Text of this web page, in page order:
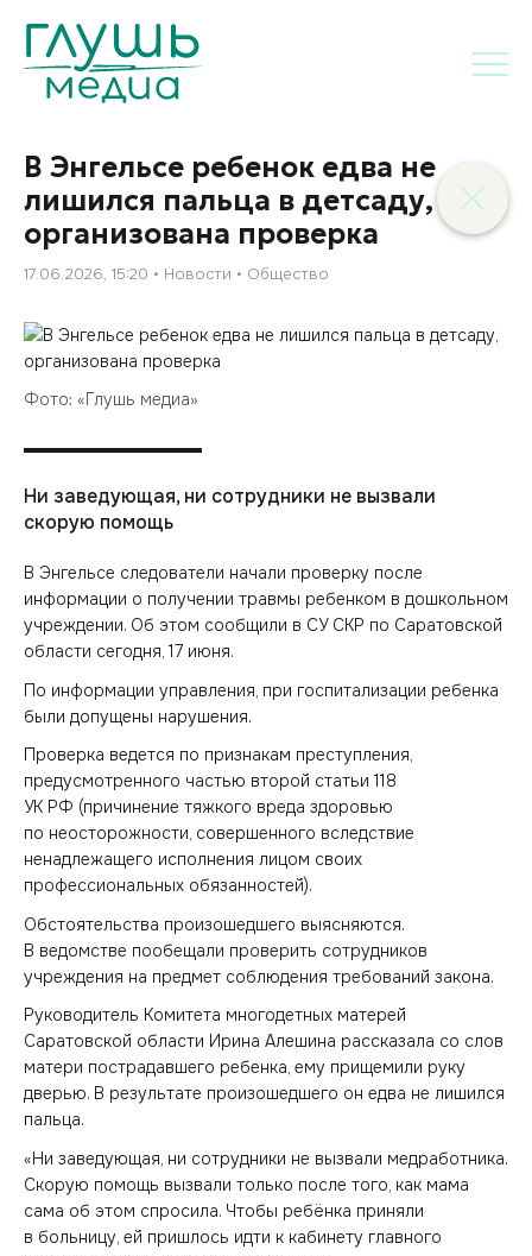
В Энгельсе ребенок едва не
лишился пальца в детсаду,
организована проверка
17.06.2026, 15:20 Новости Общество
Фото: «Глушь медиа»
Ни заведующая, ни сотрудники не вызвали
скорую помощь
В Энгельсе следователи начали проверку после
информации о получении травмы ребенком в дошкольном
учреждении. Об этом сообщили в СУ СКР по Саратовской
области сегодня, 17 июня.
По информации управления, при госпитализации ребенка
были допущены нарушения.
Проверка ведется по признакам преступления,
предусмотренного частью второй статьи 118
УК РФ (причинение тяжкого вреда здоровью
по неосторожности, совершенного вследствие
ненадлежащего исполнения лицом своих
профессиональных обязанностей).
Обстоятельства произошедшего выясняются.
В ведомстве пообещали проверить сотрудников
учреждения на предмет соблюдения требований закона.
Руководитель Комитета многодетных матерей
Саратовской области Ирина Алешина рассказала со слов
матери пострадавшего ребенка, ему прищемили руку
дверью. В результате произошедшего он едва не лишился
пальца.
«Ни заведующая, ни сотрудники не вызвали медработника.
Скорую помощь вызвали только после того, как мама
сама об этом спросила. Чтобы ребёнка приняли
в больницу, ей пришлось идти к кабинету главного